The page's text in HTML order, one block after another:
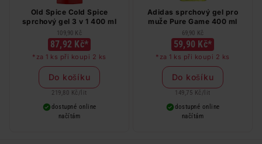
Old Spice Cold Spice
sprchový gel 3 v 1 400 ml
109,90 Kč
87,92 Kč*
*za 1 ks při koupi 2 ks
Do košíku
219,80 Kč / lit
dostupné online
načítám
Adidas sprchový gel pro
muže Pure Game 400 ml
69,90 Kč
59,90 Kč*
*za 1 ks při koupi 2 ks
Do košíku
149,75 Kč / lit
dostupné online
načítám